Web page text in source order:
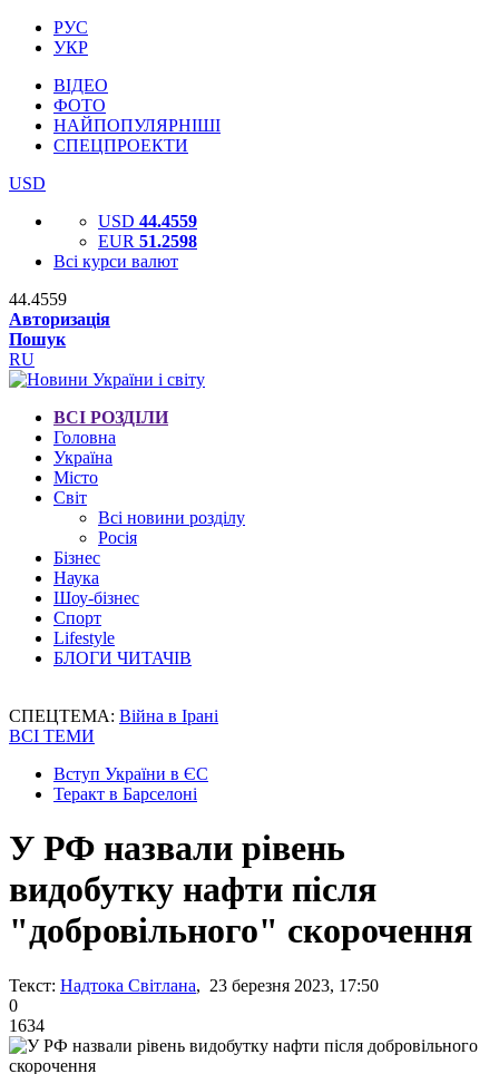
РУС
УКР
ВІДЕО
ФОТО
НАЙПОПУЛЯРНІШІ
СПЕЦПРОЕКТИ
USD
USD 44.4559
EUR 51.2598
Всі курси валют
44.4559
Авторизація
Пошук
RU
ВСІ РОЗДІЛИ
Головна
Україна
Місто
Світ
Всі новини розділу
Росія
Бізнес
Наука
Шоу-бізнес
Спорт
Lifestyle
БЛОГИ ЧИТАЧІВ
СПЕЦТЕМА: Війна в Ірані
ВСІ ТЕМИ
Вступ України в ЄС
Теракт в Барселоні
У РФ назвали рівень
видобутку нафти після
"добровільного" скорочення
Текст: Надтока Світлана, 23 березня 2023, 17:50
0
1634